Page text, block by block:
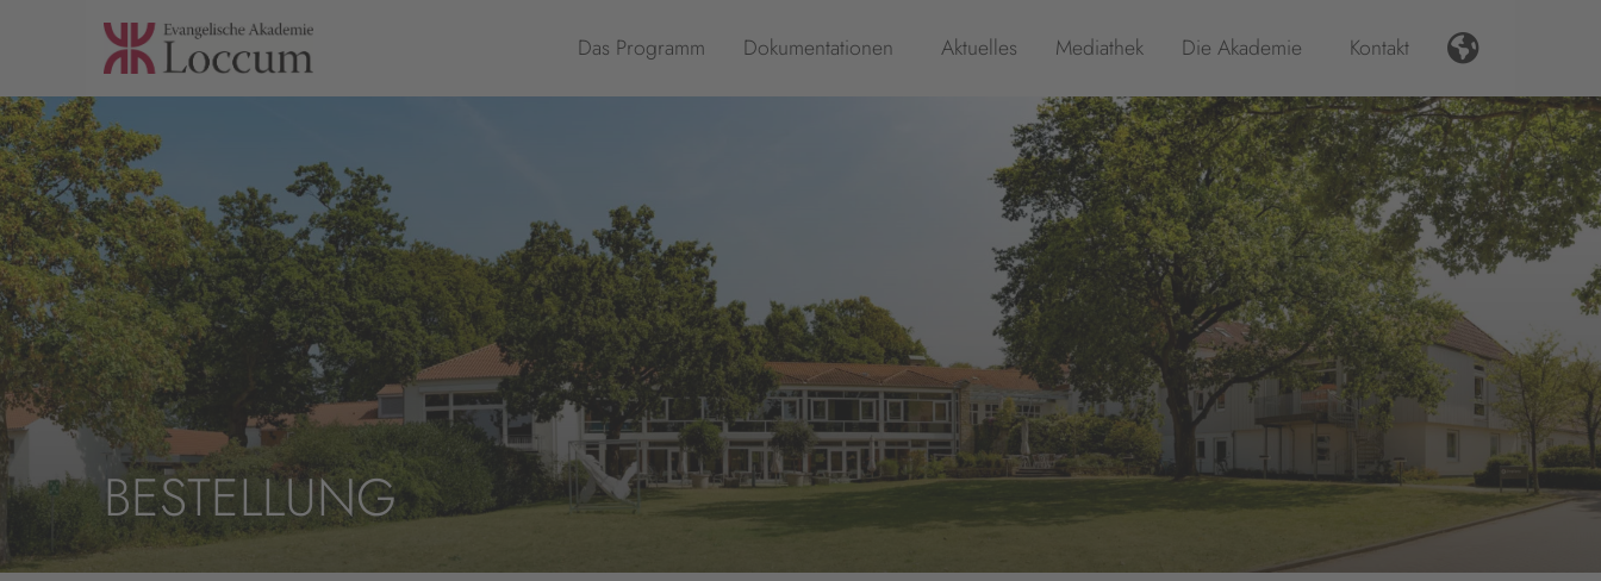
Das Programm Dokumentationen Aktuelles Mediathek Die Akademie Kontakt
BESTELLUNG